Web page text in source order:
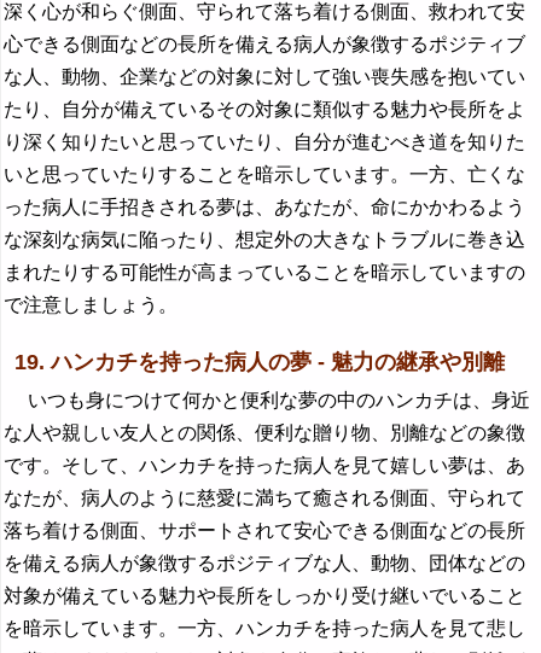
深く心が和らぐ側面、守られて落ち着ける側面、救われて安
心できる側面などの長所を備える病人が象徴するポジティブ
な人、動物、企業などの対象に対して強い喪失感を抱いてい
たり、自分が備えているその対象に類似する魅力や長所をよ
り深く知りたいと思っていたり、自分が進むべき道を知りた
いと思っていたりすることを暗示しています。一方、亡くな
った病人に手招きされる夢は、あなたが、命にかかわるよう
な深刻な病気に陥ったり、想定外の大きなトラブルに巻き込
まれたりする可能性が高まっていることを暗示していますの
で注意しましょう。
19. ハンカチを持った病人の夢 - 魅力の継承や別離
いつも身につけて何かと便利な夢の中のハンカチは、身近
な人や親しい友人との関係、便利な贈り物、別離などの象徴
です。そして、ハンカチを持った病人を見て嬉しい夢は、あ
なたが、病人のように慈愛に満ちて癒される側面、守られて
落ち着ける側面、サポートされて安心できる側面などの長所
を備える病人が象徴するポジティブな人、動物、団体などの
対象が備えている魅力や長所をしっかり受け継いでいること
を暗示しています。一方、ハンカチを持った病人を見て悲し